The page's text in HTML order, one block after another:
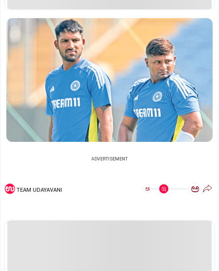
ADVERTISEMENT
TEAM UDAYAVANI ಅ ಅ